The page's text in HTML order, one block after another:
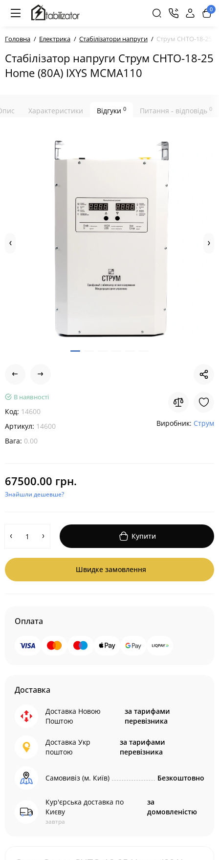
0
Головна Електрика Стабілізатори напруги Струм СНТО-18-25
Стабілізатор напруги Струм СНТО-18-25
Home (80А) IXYS MCMA110
Характеристики Відгуки 0 Питання - відповідь 0
В наявності
Код: 14600
Артикул: 14600
Вага: 0.00
Виробник: Струм
67500.00 грн.
Знайшли дешевше?
Купити
Швидке замовлення
Оплата
Доставка
Доставка Новою
Поштою
за тарифами
перевізника
Доставка Укр
поштою
за тарифами
перевізника
Самовивіз (м. Київ) Безкоштовно
Кур'єрська доставка по
Києву
завтра
за
домовленістю